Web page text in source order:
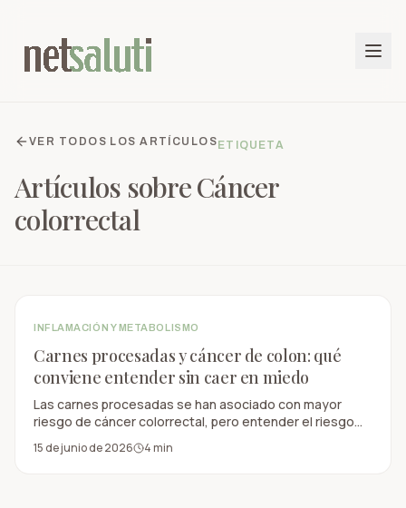
VER TODOS LOS ARTÍCULOS ETIQUETA
Artículos sobreCáncer
colorrectal
INFLAMACIÓN Y METABOLISMO
Carnes procesadas y cáncer de colon: qué
conviene entender sin caer en miedo
Las carnes procesadas se han asociado con mayor
riesgo de cáncer colorrectal, pero entender el riesgo
requiere contexto, frecuencia y patrón alimentario.
15 de junio de 2026 4min